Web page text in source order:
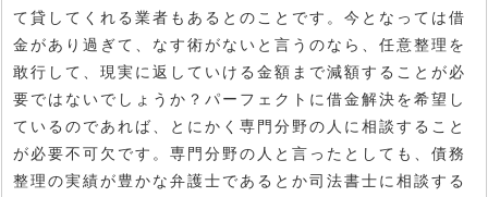
て貸してくれる業者もあるとのことです。今となっては借
金があり過ぎて、なす術がないと言うのなら、任意整理を
敢行して、現実に返していける金額まで減額することが必
要ではないでしょうか？パーフェクトに借金解決を希望し
ているのであれば、とにかく専門分野の人に相談すること
が必要不可欠です。専門分野の人と言ったとしても、債務
整理の実績が豊かな弁護士であるとか司法書士に相談する